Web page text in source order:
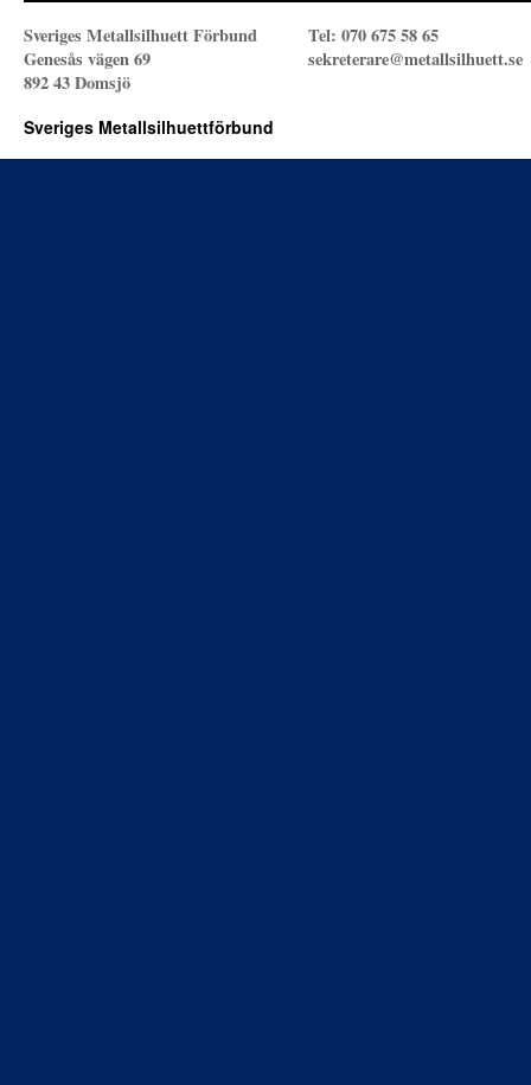
Sveriges Metallsilhuett Förbund
Genesås vägen 69
892 43 Domsjö
Tel: 070 675 58 65
sekreterare@metallsilhuett.se
Sveriges Metallsilhuettförbund